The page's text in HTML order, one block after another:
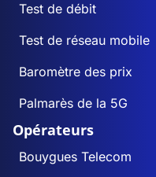
Test de débit
Test de réseau mobile
Baromètre des prix
Palmarès de la 5G
Opérateurs
Bouygues Telecom